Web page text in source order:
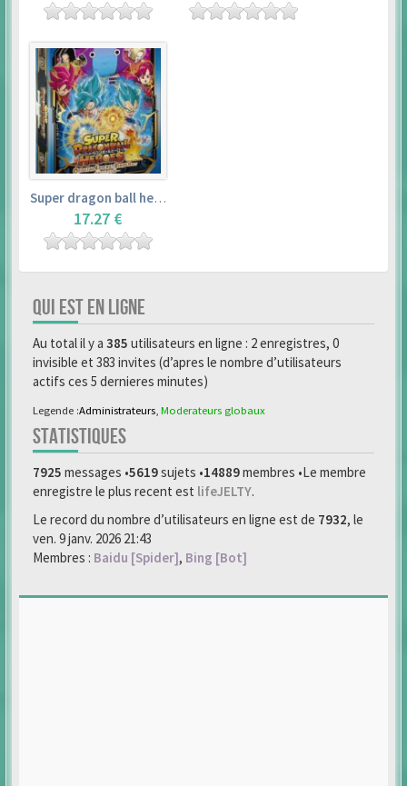
Super dragon ball heroes : official 4 pocket binder set
17.27 €
QUI EST EN LIGNE
Au total il y a 385 utilisateurs en ligne : 2 enregistres, 0
invisible et 383 invites (d’apres le nombre d’utilisateurs
actifs ces 5 dernieres minutes)
Legende :Administrateurs Moderateurs globaux
STATISTIQUES
7925 messages •5619sujets •14889membres •Le membre
enregistre le plus recent est lifeJELTY.
Le record du nombre d’utilisateurs en ligne est de 7932, le
ven. 9 janv. 2026 21:43
Membres : Baidu [Spider], Bing [Bot]